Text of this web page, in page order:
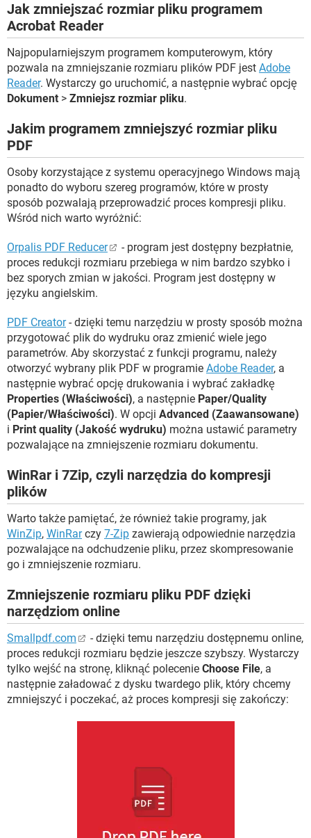
Jak zmniejszać rozmiar pliku programem
Acrobat Reader
Najpopularniejszym programem komputerowym, który
pozwala na zmniejszanie rozmiaru plików PDF jest Adobe
Reader. Wystarczy go uruchomić, a następnie wybrać opcję
Dokument > Zmniejsz rozmiar pliku.
Jakim programem zmniejszyć rozmiar pliku
PDF
Osoby korzystające z systemu operacyjnego Windows mają
ponadto do wyboru szereg programów, które w prosty
sposób pozwalają przeprowadzić proces kompresji pliku.
Wśród nich warto wyróżnić:
Orpalis PDF Reducer
- program jest dostępny bezpłatnie,
proces redukcji rozmiaru przebiega w nim bardzo szybko i
bez sporych zmian w jakości. Program jest dostępny w
języku angielskim.
PDF Creator- dzięki temu narzędziu w prosty sposób można
przygotować plik do wydruku oraz zmienić wiele jego
parametrów. Aby skorzystać z funkcji programu, należy
otworzyć wybrany plik PDF w programie Adobe Reader, a
następnie wybrać opcję drukowania i wybrać zakładkę
Properties (Właściwości), a następnie Paper/Quality
(Papier/Właściwości). W opcji Advanced (Zaawansowane)
i Print quality (Jakość wydruku) można ustawić parametry
pozwalające na zmniejszenie rozmiaru dokumentu.
WinRar i 7Zip, czyli narzędzia do kompresji
plików
Warto także pamiętać, że również takie programy, jak
WinZip, WinRarczy 7-Zip zawierają odpowiednie narzędzia
pozwalające na odchudzenie pliku, przez skompresowanie
go i zmniejszenie rozmiaru.
Zmniejszenie rozmiaru pliku PDF dzięki
narzędziom online
Smallpdf.com
- dzięki temu narzędziu dostępnemu online,
proces redukcji rozmiaru będzie jeszcze szybszy. Wystarczy
tylko wejść na stronę, kliknąć polecenie Choose File, a
następnie załadować z dysku twardego plik, który chcemy
zmniejszyć i poczekać, aż proces kompresji się zakończy: